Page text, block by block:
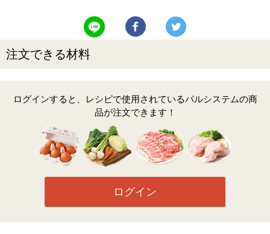
LINEで送る Facebookでシェアする
注文できる材料
ログインすると、レシピで使用されているパルシステムの商
品が注文できます！
ログイン